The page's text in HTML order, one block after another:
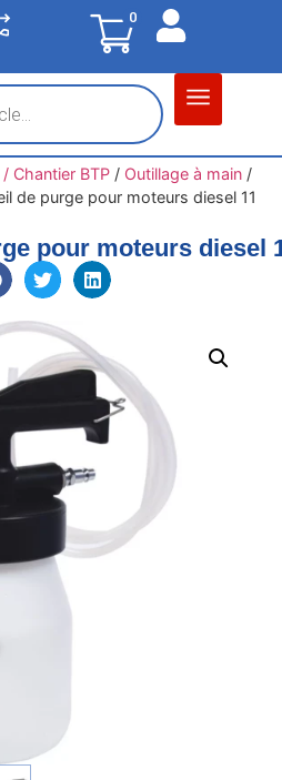
0
Chantier BTP/ Outillage à main/
de purge pour moteurs diesel 11
pour moteurs diesel